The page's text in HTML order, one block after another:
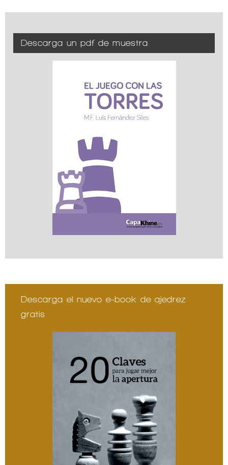
Descarga un pdf de muestra
Descarga el nuevo e-book de ajedrez
gratis